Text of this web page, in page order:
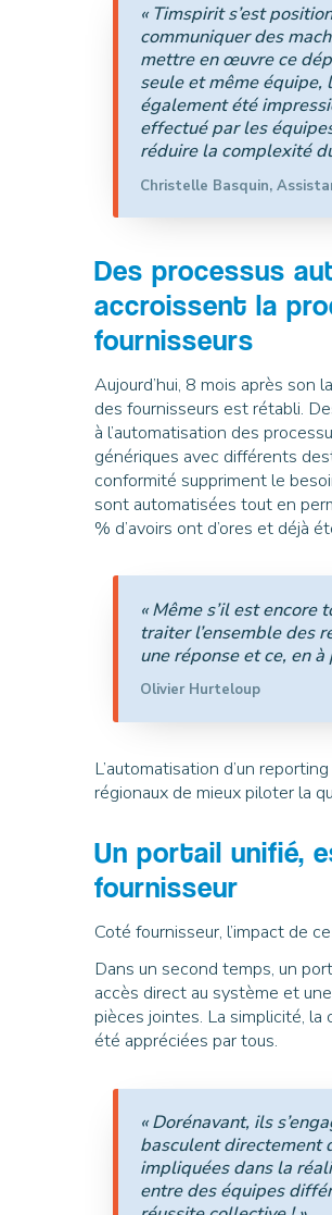
« Timspirit s’est
communiquer des
mettre en œuvre ce
seule et même équipe,
également été
effectué par les
réduire la complexité
Christelle Basquin,
Des processus
accroissent la
fournisseurs
Aujourd’hui, 8 mois après
des fournisseurs est rétabli.
à l’automatisation des
génériques avec différents
conformité suppriment le
sont automatisées tout en
% d’avoirs ont d’ores et déjà
« Même s’il est
traiter l’ensemble des
une réponse et ce, en à
Olivier Hurteloup
L’automatisation d’un
régionaux de mieux piloter la
Un portail unifié,
fournisseur
Coté fournisseur, l’impact de
Dans un second temps, un
accès direct au système et
pièces jointes. La simplicité,
été appréciées par tous.
« Dorénavant, ils
basculent directement
impliquées dans la
entre des équipes